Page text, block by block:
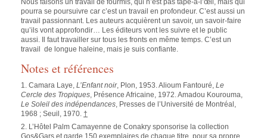
Nous faisons un travail de fourmis, qui n’est pas tape-à-l’œil, mais qui
pourra se poursuivre car c’est un travail en profondeur. C’est aussi un
travail passionnant. Les auteurs acquièrent un savoir, un savoir-faire
qu’ils vont approfondir… Les éditeurs vont les suivre et le public
aussi. Il faut travailler sur tous les fronts en même temps. C’est un
travail de longue haleine, mais je suis confiante.
Notes et références
1. Camara Laye, L’Enfant noir, Plon, 1953. Alioum Fantouré, Le
Cercle des Tropiques, Présence Africaine, 1972. Amadou Kourouma,
Le Soleil des indépendances, Presses de l’Université de Montréal,
1968 ; Seuil, 1970. †
2. L’Hôtel Palm Camayenne de Conakry sponsorise la collection
Gos&Gars et garde 150 exemplaires de chaque titre, pour sa propre